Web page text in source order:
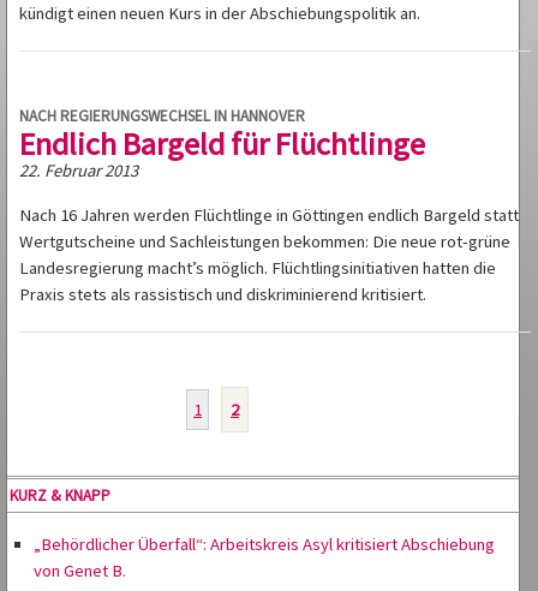
kündigt einen neuen Kurs in der Abschiebungspolitik an.
NACH REGIERUNGSWECHSEL IN HANNOVER
Endlich Bargeld für Flüchtlinge
22. Februar 2013
Nach 16 Jahren werden Flüchtlinge in Göttingen endlich Bargeld statt
Wertgutscheine und Sachleistungen bekommen: Die neue rot-grüne
Landesregierung macht’s möglich. Flüchtlingsinitiativen hatten die
Praxis stets als rassistisch und diskriminierend kritisiert.
1 2
KURZ & KNAPP
„Behördlicher Überfall“: Arbeitskreis Asyl kritisiert Abschiebung
von Genet B.